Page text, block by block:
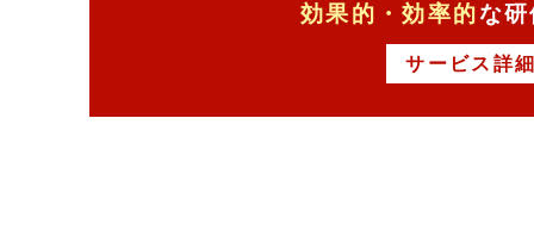
効果的・効率的な
サービス詳